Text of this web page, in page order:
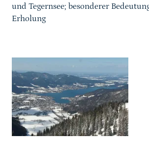
und Tegernsee; besonderer
Erholung